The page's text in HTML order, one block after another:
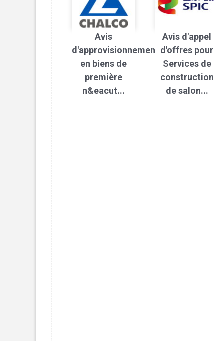
Avis
d'approvisionnement
en biens de
première
n&eacut...
Avis d'appel
d'offres pour
Services de
construction
de salon...